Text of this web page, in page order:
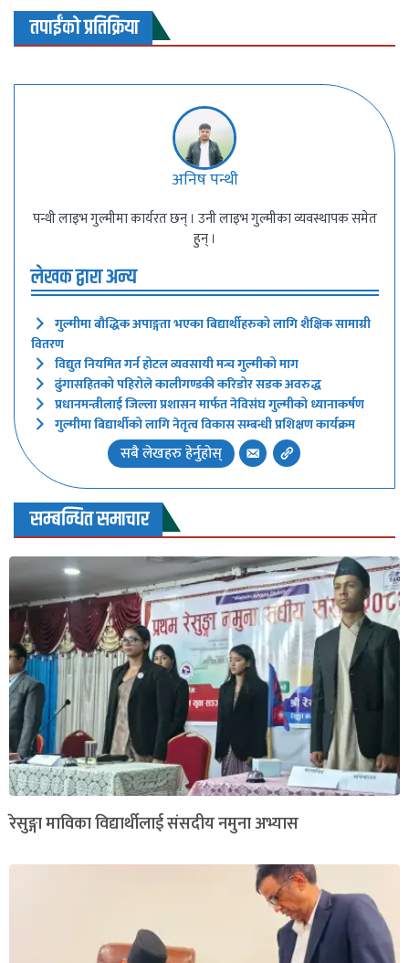
तपाईंको प्रतिक्रिया
अनिष पन्थी
पन्थी लाइभ गुल्मीमा कार्यरत छन् । उनी लाइभ गुल्मीका व्यवस्थापक समेत
हुन् ।
लेखक द्वारा अन्य
गुल्मीमा बौद्धिक अपाङ्गता भएका बिद्यार्थीहरुको लागि शैक्षिक सामाग्री
वितरण
विद्युत नियमित गर्न होटल व्यवसायी मन्च गुल्मीको माग
ढुंगासहितको पहिरोले कालीगण्डकी करिडोर सडक अवरुद्ध
प्रधानमन्त्रीलाई जिल्ला प्रशासन मार्फत नेविसंघ गुल्मीको ध्यानाकर्षण
गुल्मीमा बिद्यार्थीको लागि नेतृत्व विकास सम्बन्धी प्रशिक्षण कार्यक्रम
सबै लेखहरु हेर्नुहोस्
सम्बन्धित समाचार
रेसुङ्गा माविका विद्यार्थीलाई संसदीय नमुना अभ्यास